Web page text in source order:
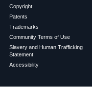
Copyright
Patents
Trademarks
Community Terms of Use
Slavery and Human Trafficking
Statement
Accessibility